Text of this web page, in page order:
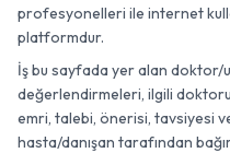
profesyonelleri ile internet
platformdur.
İş bu sayfada yer alan doktor/
değerlendirmeleri, ilgili
emri, talebi, önerisi, tavsiyesi
hasta/danışan tarafından